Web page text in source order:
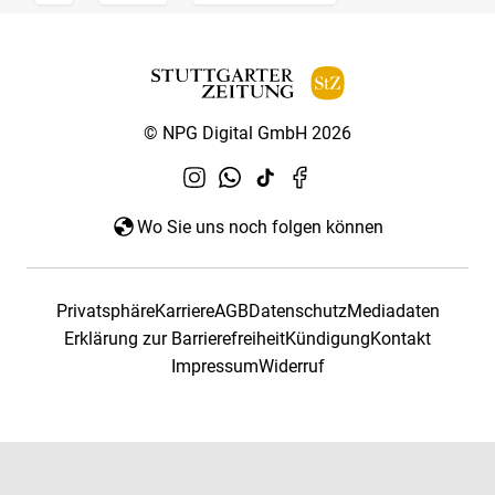
© NPG Digital GmbH 2026
Wo Sie uns noch folgen können
PrivatsphäreKarriereAGBDatenschutzMediadaten
Erklärung zur BarrierefreiheitKündigungKontakt
ImpressumWiderruf